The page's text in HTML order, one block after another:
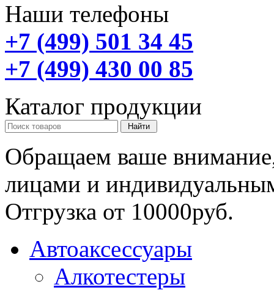
Наши телефоны
+7 (499) 501 34 45
+7 (499) 430 00 85
Каталог продукции
Обращаем ваше
лицами и
Отгрузка от 10000руб.
Автоаксессуары
Алкотестеры